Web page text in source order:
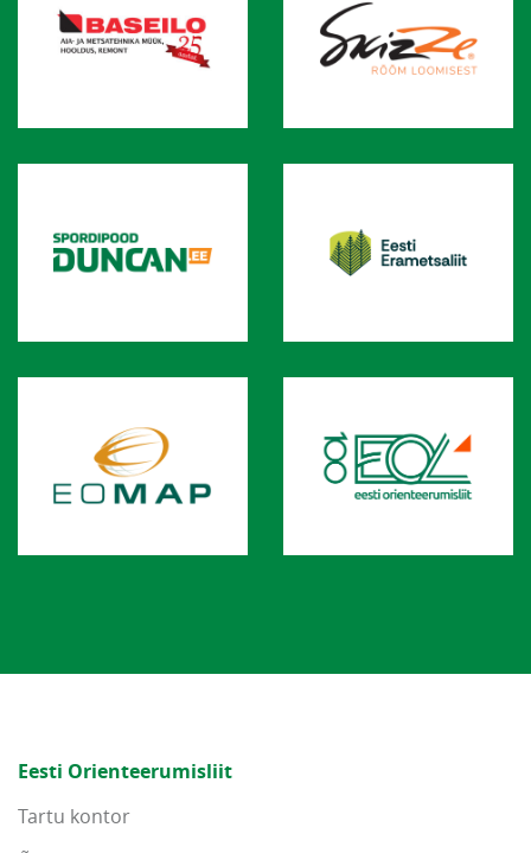
Eesti Orienteerumisliit
Tartu kontor